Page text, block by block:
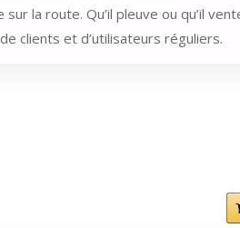
la route. Qu’il pleuve ou qu’il
clients et d’utilisateurs réguliers.